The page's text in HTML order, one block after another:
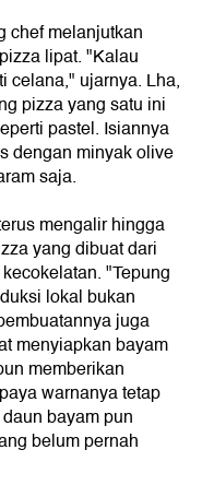
chef melanjutkan
lipat. "Kalau
celana," ujarnya. Lha,
pizza yang satu ini
pastel. Isiannya
dengan minyak olive
saja.
mengalir hingga
yang dibuat dari
"Tepung
lokal bukan
juga
menyiapkan bayam
memberikan
warnanya tetap
bayam pun
belum pernah